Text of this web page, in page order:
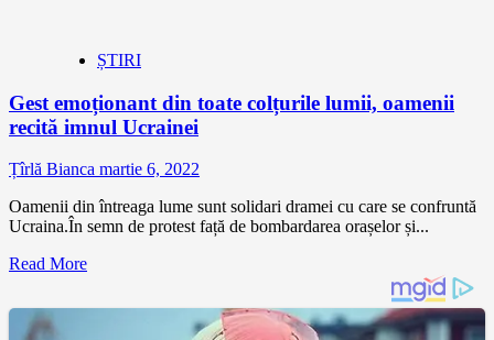
ȘTIRI
Gest emoționant din toate colțurile lumii, oamenii
recită imnul Ucrainei
Țîrlă Bianca martie 6, 2022
Oamenii din întreaga lume sunt solidari dramei cu care se confruntă
Ucraina.În semn de protest față de bombardarea orașelor și...
Read More